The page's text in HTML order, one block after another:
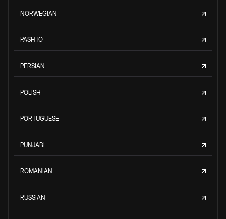
NORWEGIAN
PASHTO
PERSIAN
POLISH
PORTUGUESE
PUNJABI
ROMANIAN
RUSSIAN